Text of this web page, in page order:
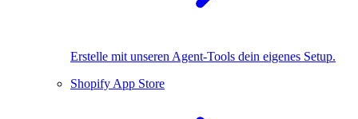
Erstelle mit unseren Agent-Tools dein eigenes Setup.
Shopify App Store